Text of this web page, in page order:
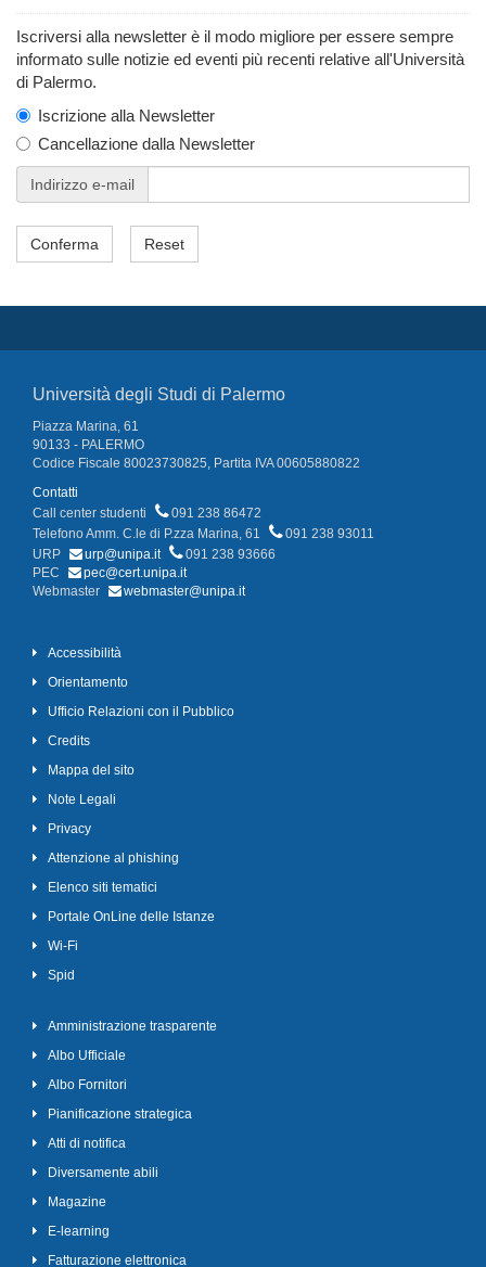
Iscriversi alla newsletter è il modo migliore per essere sempre
informato sulle notizie ed eventi più recenti relative all'Università
di Palermo.
Iscrizione alla Newsletter
Cancellazione dalla Newsletter
Indirizzo e-mail
Università degli Studi di Palermo
Piazza Marina, 61
90133 - PALERMO
Codice Fiscale 80023730825, Partita IVA 00605880822
Contatti
Call center studenti
091 238 86472
Telefono Amm. C.le di P.zza Marina, 61
091 238 93011
URP
urp@unipa.it
091 238 93666
PEC
pec@cert.unipa.it
Webmaster
webmaster@unipa.it
Accessibilità
Orientamento
Ufficio Relazioni con il Pubblico
Credits
Mappa del sito
Note Legali
Privacy
Attenzione al phishing
Elenco siti tematici
Portale OnLine delle Istanze
Wi-Fi
Spid
Amministrazione trasparente
Albo Ufficiale
Albo Fornitori
Pianificazione strategica
Atti di notifica
Diversamente abili
Magazine
E-learning
Fatturazione elettronica